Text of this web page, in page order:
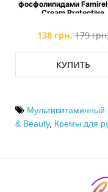
фосфолипидами Famirel
Cream Protective
138 грн. 179
КУПИТЬ
& Beauty, Кремы для